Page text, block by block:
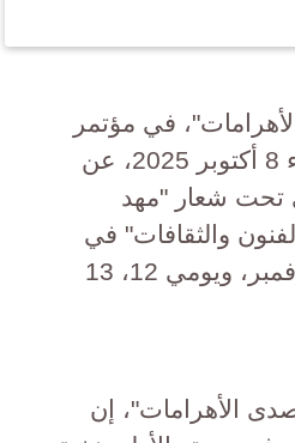
في مؤتمر
صحفي أمس الأربعاء 8 أكتوبر 2025، عن
تحت شعار "مهد
والثقافات" في
الفترة من 24-30 نوفمبر، ويومي 12، 13
الأهرامات"، إن